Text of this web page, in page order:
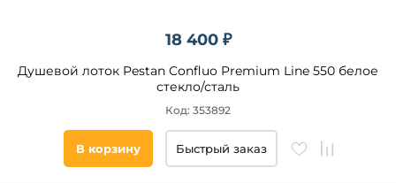
18 400 ₽
Душевой лоток Pestan Confluo Premium Line 550 белое
стекло/сталь
Код: 353892
В корзину Быстрый заказ